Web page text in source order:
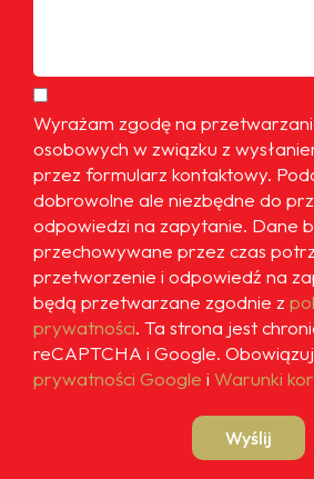
Wyrażam zgodę na
osobowych w związku z
przez formularz kontaktowy.
dobrowolne ale niezbędne do
odpowiedzi na zapytanie. Dane
przechowywane przez czas
przetworzenie i odpowiedź na
będą przetwarzane zgodnie z
prywatności. Ta strona jest
reCAPTCHA i Google.
prywatności Google i Warunki
Wyślij